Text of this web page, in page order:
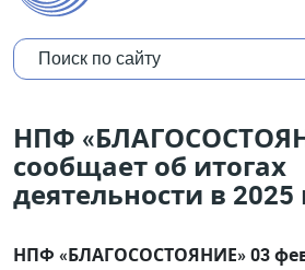
Организация:
Уполномочены ли Вы
мнение организации?
Коротко о себе:
НПФ
сообщает об итогах
деятельности в 2025
НПФ «БЛАГОСОСТОЯНИЕ» 03